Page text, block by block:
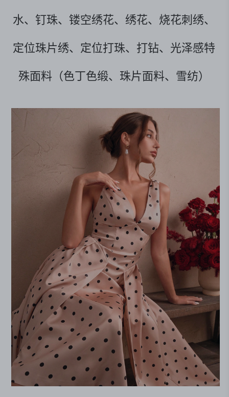
水、钉珠、镂空绣花、绣花、烧花刺绣、
定位珠片绣、定位打珠、打钻、光泽感特
殊面料（色丁色缎、珠片面料、雪纺）